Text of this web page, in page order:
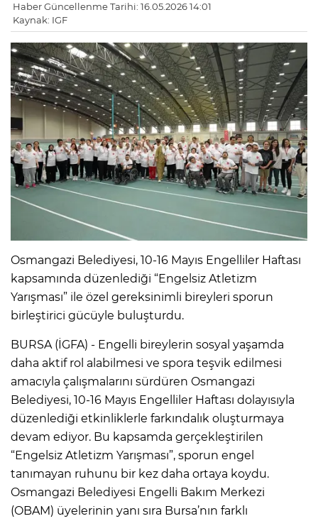
Haber Güncellenme Tarihi: 16.05.2026 14:01
Kaynak: IGF
Osmangazi Belediyesi, 10-16 Mayıs Engelliler Haftası
kapsamında düzenlediği “Engelsiz Atletizm
Yarışması” ile özel gereksinimli bireyleri sporun
birleştirici gücüyle buluşturdu.
BURSA (İGFA) - Engelli bireylerin sosyal yaşamda
daha aktif rol alabilmesi ve spora teşvik edilmesi
amacıyla çalışmalarını sürdüren Osmangazi
Belediyesi, 10-16 Mayıs Engelliler Haftası dolayısıyla
düzenlediği etkinliklerle farkındalık oluşturmaya
devam ediyor. Bu kapsamda gerçekleştirilen
“Engelsiz Atletizm Yarışması”, sporun engel
tanımayan ruhunu bir kez daha ortaya koydu.
Osmangazi Belediyesi Engelli Bakım Merkezi
(OBAM) üyelerinin yanı sıra Bursa’nın farklı